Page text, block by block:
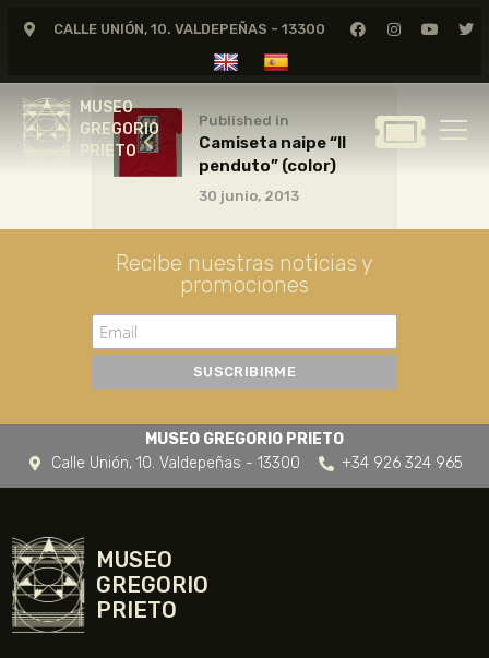
CALLE UNIÓN, 10. VALDEPEÑAS - 13300
MUSEO
GREGORIO
PRIETO
MUSEO
GREGORIO
GREGORIO PRIETO
CERTAMEN DE DIBUJO
FUNDACIÓN
TIENDA
NOTICIAS
Published in
Camiseta naipe “Il
penduto” (color)
30 junio, 2013
Recibe nuestras noticias y
promociones
MUSEO GREGORIO PRIETO
Calle Unión, 10. Valdepeñas - 13300
+34 926 324 965
MUSEO
GREGORIO
PRIETO